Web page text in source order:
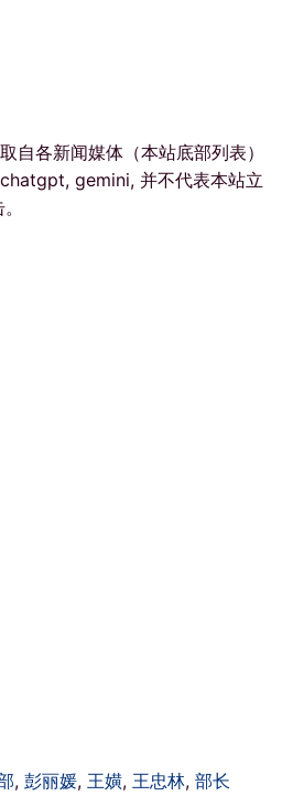
自各新闻媒体（本站底部列表）
gemini, 并不代表本站立
, 彭丽媛, 王嫹, 王忠林, 部长